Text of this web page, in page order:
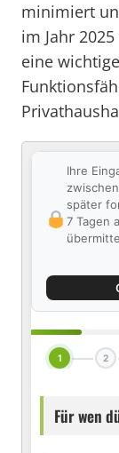
minimiert
im Jahr
eine
Ihre
später
7 Tagen
1 2
Für wen